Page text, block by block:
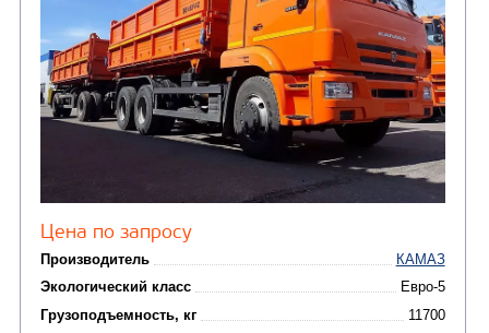
КОММУНАЛЬНАЯ
ТЕХНИКА